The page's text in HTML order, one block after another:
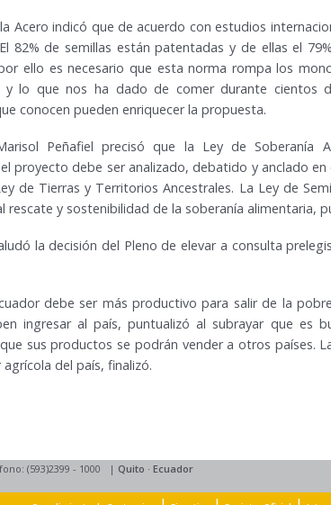
Acero indicó que de acuerdo con estudios
82% de semillas están patentadas y de ellas el
ello es necesario que esta norma rompa los
lo que nos ha dado de comer durante cientos
conocen pueden enriquecer la propuesta.
Peñafiel precisó que la Ley de Soberanía
proyecto debe ser analizado, debatido y anclado
de Tierras y Territorios Ancestrales. La Ley de
rescate y sostenibilidad de la soberanía alimentaria,
la decisión del Pleno de elevar a consulta
debe ser más productivo para salir de la
ingresar al país, puntualizó al subrayar que es
sus productos se podrán vender a otros países.
del país, finalizó.
(593)2399 - 1000 | Quito · Ecuador